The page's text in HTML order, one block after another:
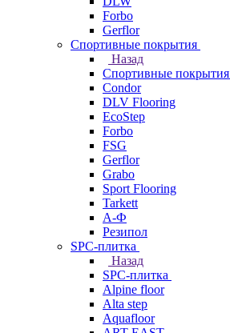
Forbo
Gerflor
Спортивные покрытия
Назад
Спортивные покрытия
Condor
DLV Flooring
EcoStep
Forbo
FSG
Gerflor
Grabo
Sport Flooring
Tarkett
А-Ф
Резипол
SPC-плитка
Назад
SPC-плитка
Alpine floor
Alta step
Aquafloor